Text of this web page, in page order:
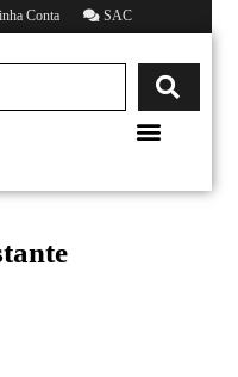
Conta SAC